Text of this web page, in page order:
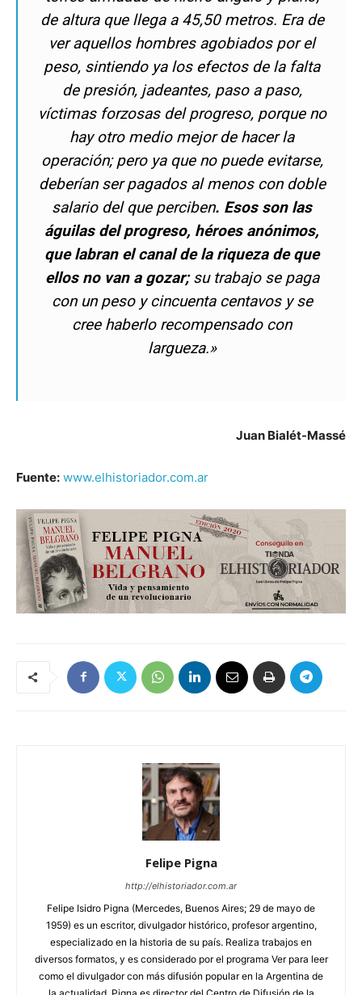
de altura que llega a 45,50 metros. Era de
ver aquellos hombres agobiados por el
peso, sintiendo ya los efectos de la falta
de presión, jadeantes, paso a paso,
víctimas forzosas del progreso, porque no
hay otro medio mejor de hacer la
operación; pero ya que no puede evitarse,
deberían ser pagados al menos con doble
salario del que perciben. Esos son las
águilas del progreso, héroes anónimos,
que labran el canal de la riqueza de que
ellos no van a gozar;su trabajo se paga
con un peso y cincuenta centavos y se
cree haberlo recompensado con
largueza.»
Juan Bialét-Massé
Fuente: www.elhistoriador.com.ar
Felipe Pigna
http://elhistoriador.com.ar
Felipe Isidro Pigna (Mercedes, Buenos Aires; 29 de mayo de
1959) es un escritor, divulgador histórico, profesor argentino,
especializado en la historia de su país. Realiza trabajos en
diversos formatos, y es considerado por el programa Ver para leer
como el divulgador con más difusión popular en la Argentina de